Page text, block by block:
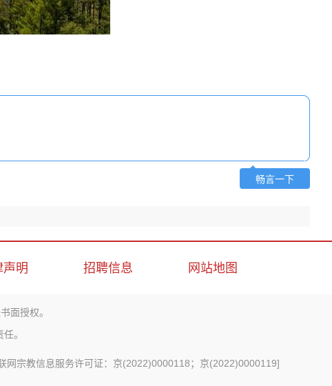
畅言一下
声明 招聘信息 网站地图
面授权。
。
网宗教信息服务许可证：京(2022)0000118；京(2022)0000119]